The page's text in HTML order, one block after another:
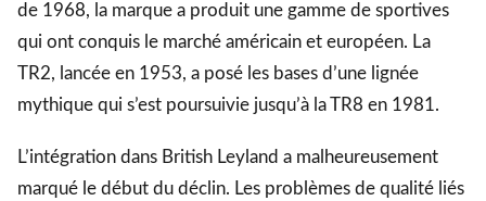
de 1968, la marque a produit une gamme de sportives
qui ont conquis le marché américain et européen. La
TR2, lancée en 1953, a posé les bases d’une lignée
mythique qui s’est poursuivie jusqu’à la TR8 en 1981.
L’intégration dans British Leyland a malheureusement
marqué le début du déclin. Les problèmes de qualité liés